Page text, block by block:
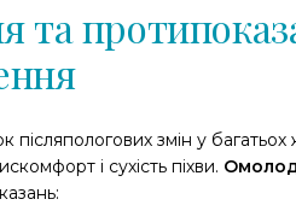
та
післяпологових змін у
і сухість піхви.